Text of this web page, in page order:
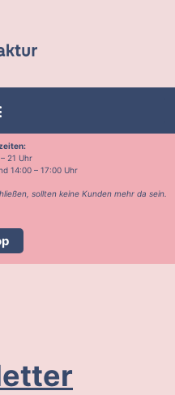
21 Uhr
14:00 – 17:00 Uhr
sollten keine Kunden mehr da sein.